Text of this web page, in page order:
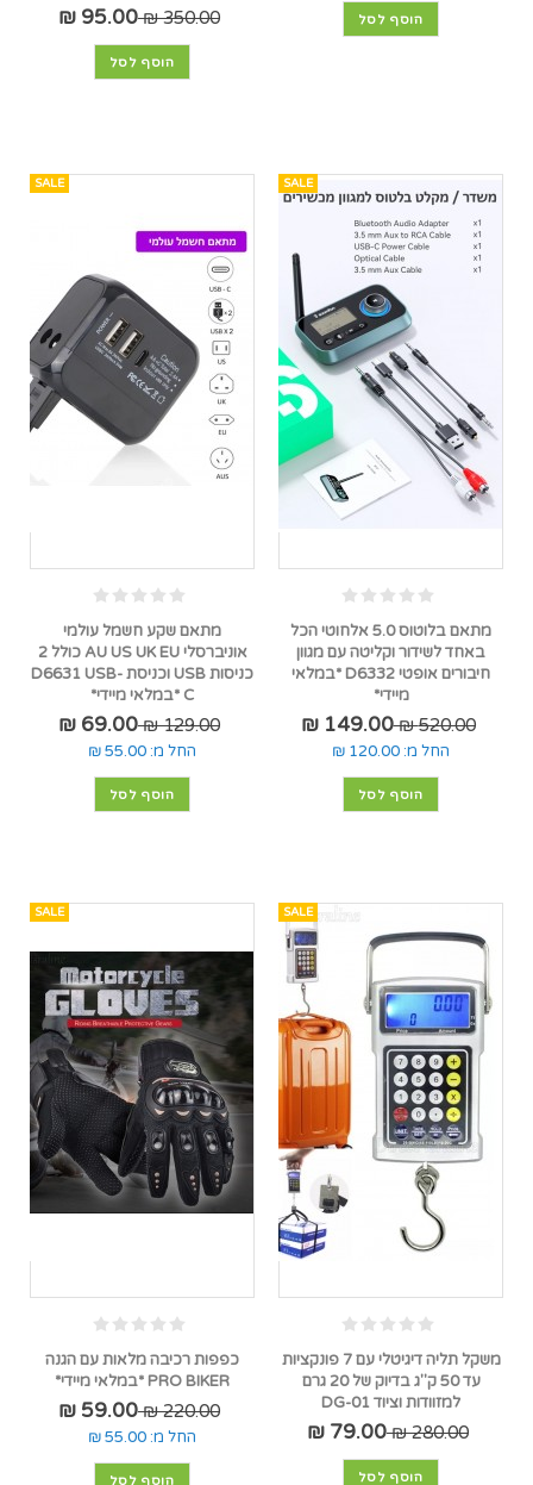
הוסף לסל 350.00 ₪
95.00 ₪
הוסף לסל
SALE
מתאם בלוטוס 5.0 אלחוטי הכל
באחד לשידור וקליטה עם מגוון
חיבורים אופטי D6332 *במלאי
מיידי*
520.00 ₪
149.00 ₪
החל מ: 120.00 ₪
הוסף לסל
SALE
מתאם שקע חשמל עולמי
אוניברסלי AU US UK EU כולל 2
כניסות USB וכניסת D6631 USB-
C *במלאי מיידי*
129.00 ₪
69.00 ₪
החל מ: 55.00 ₪
הוסף לסל
SALE
משקל תליה דיגיטלי עם 7 פונקציות
עד 50 ק"ג בדיוק של 20 גרם
למזוודות וציוד DG-01
280.00 ₪
79.00 ₪
הוסף לסל
SALE
כפפות רכיבה מלאות עם הגנה
PRO BIKER *במלאי מיידי*
220.00 ₪
59.00 ₪
החל מ: 55.00 ₪
הוסף לסל